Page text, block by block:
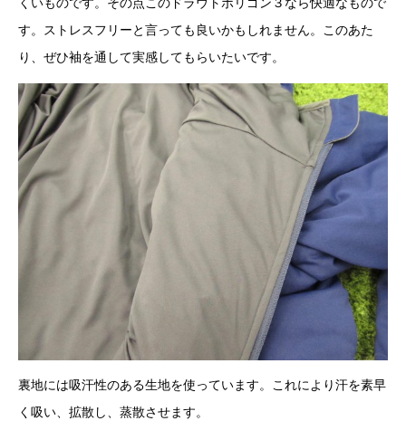
くいものです。その点このドラウトポリゴン３なら快適なもので
す。ストレスフリーと言っても良いかもしれません。このあた
り、ぜひ袖を通して実感してもらいたいです。
裏地には吸汗性のある生地を使っています。これにより汗を素早
く吸い、拡散し、蒸散させます。